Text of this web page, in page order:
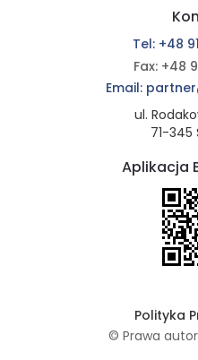
Tel: +48
Fax: +48
Email:
ul.
71-345
Aplikacja
Polityka
© Prawa